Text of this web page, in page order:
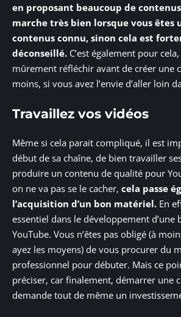
en proposant beaucoup de
marche très bien lorsque vous êtes
contenus connu, sinon cela est
déconseillé. C’est également pour
mûrement réfléchir avant de créer une
moins, si vous avez l’envie d’aller loin
Travaillez vos vidéos
Même si cela parait compliqué, il est
début de sa chaîne, de bien travailler
produire un contenu de qualité pour
on ne va pas se le cacher, cela passe
l’acquisition d’un bon matériel. En
essentiel dans le développement d’une
YouTube. Vous n’êtes pas obligé (à
ayez les moyens) de vous procurer du
professionnel pour débuter. Mais ce
préciser, car finalement, démarrer une
demande tout de même un